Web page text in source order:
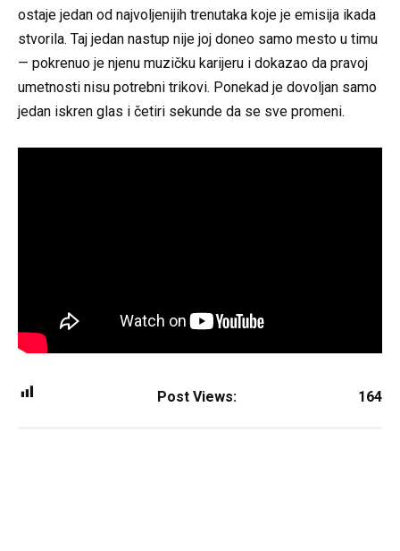
ostaje jedan od najvoljenijih trenutaka koje je emisija ikada
stvorila. Taj jedan nastup nije joj doneo samo mesto u timu
— pokrenuo je njenu muzičku karijeru i dokazao da pravoj
umetnosti nisu potrebni trikovi. Ponekad je dovoljan samo
jedan iskren glas i četiri sekunde da se sve promeni.
Post Views: 164